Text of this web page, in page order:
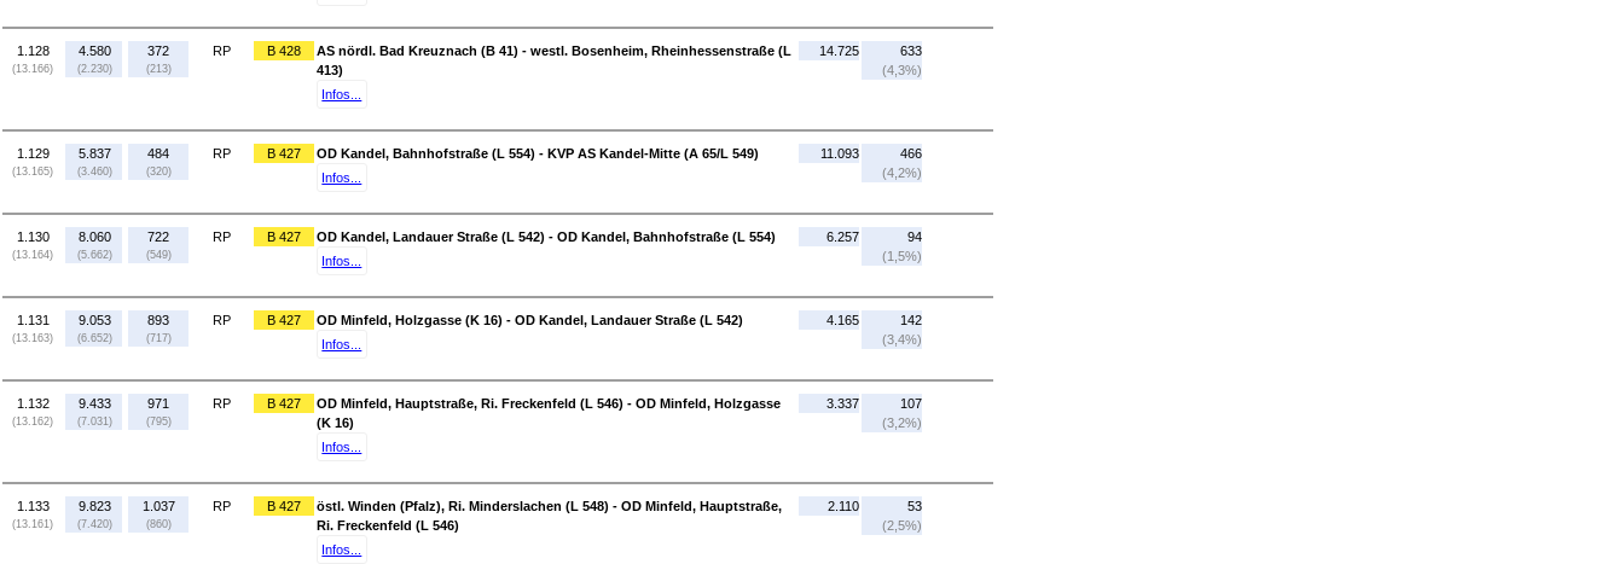
1.128
(13.166)
4.580
(2.230)
372
(213)
RP B 428
AS nördl. Bad Kreuznach (B 41) - westl. Bosenheim, Rheinhessenstraße (L
413)
Infos...
14.725
633
(4,3%)
1.129
(13.165)
5.837
(3.460)
484
(320)
RP B 427
OD Kandel, Bahnhofstraße (L 554) - KVP AS Kandel-Mitte (A 65/L 549)
Infos...
11.093
466
(4,2%)
1.130
(13.164)
8.060
(5.662)
722
(549)
RP B 427
OD Kandel, Landauer Straße (L 542) - OD Kandel, Bahnhofstraße (L 554)
Infos...
6.257
94
(1,5%)
1.131
(13.163)
9.053
(6.652)
893
(717)
RP B 427
OD Minfeld, Holzgasse (K 16) - OD Kandel, Landauer Straße (L 542)
Infos...
4.165
142
(3,4%)
1.132
(13.162)
9.433
(7.031)
971
(795)
RP B 427
OD Minfeld, Hauptstraße, Ri. Freckenfeld (L 546) - OD Minfeld, Holzgasse
(K 16)
Infos...
3.337
107
(3,2%)
1.133
(13.161)
9.823
(7.420)
1.037
(860)
RP B 427
östl. Winden (Pfalz), Ri. Minderslachen (L 548) - OD Minfeld, Hauptstraße,
Ri. Freckenfeld (L 546)
Infos...
2.110
53
(2,5%)